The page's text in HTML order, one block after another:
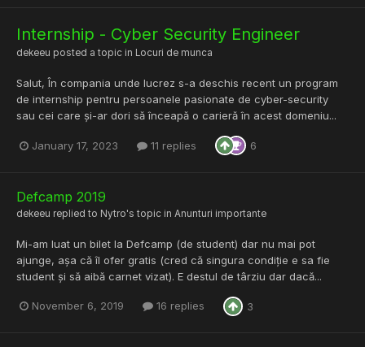
Internship - Cyber Security Engineer
dekeeu posted a topic in Locuri de munca
Salut, În compania unde lucrez s-a deschis recent un program
de internship pentru persoanele pasionate de cyber-security
sau cei care și-ar dori să înceapă o carieră în acest domeniu...
January 17, 2023 11 replies 6
Defcamp 2019
dekeeu replied to Nytro's topic in Anunturi importante
Mi-am luat un bilet la Defcamp (de student) dar nu mai pot
ajunge, așa că îl ofer gratis (cred că singura condiție e sa fie
student și să aibă carnet vizat). E destul de târziu dar dacă...
November 6, 2019 16 replies 3